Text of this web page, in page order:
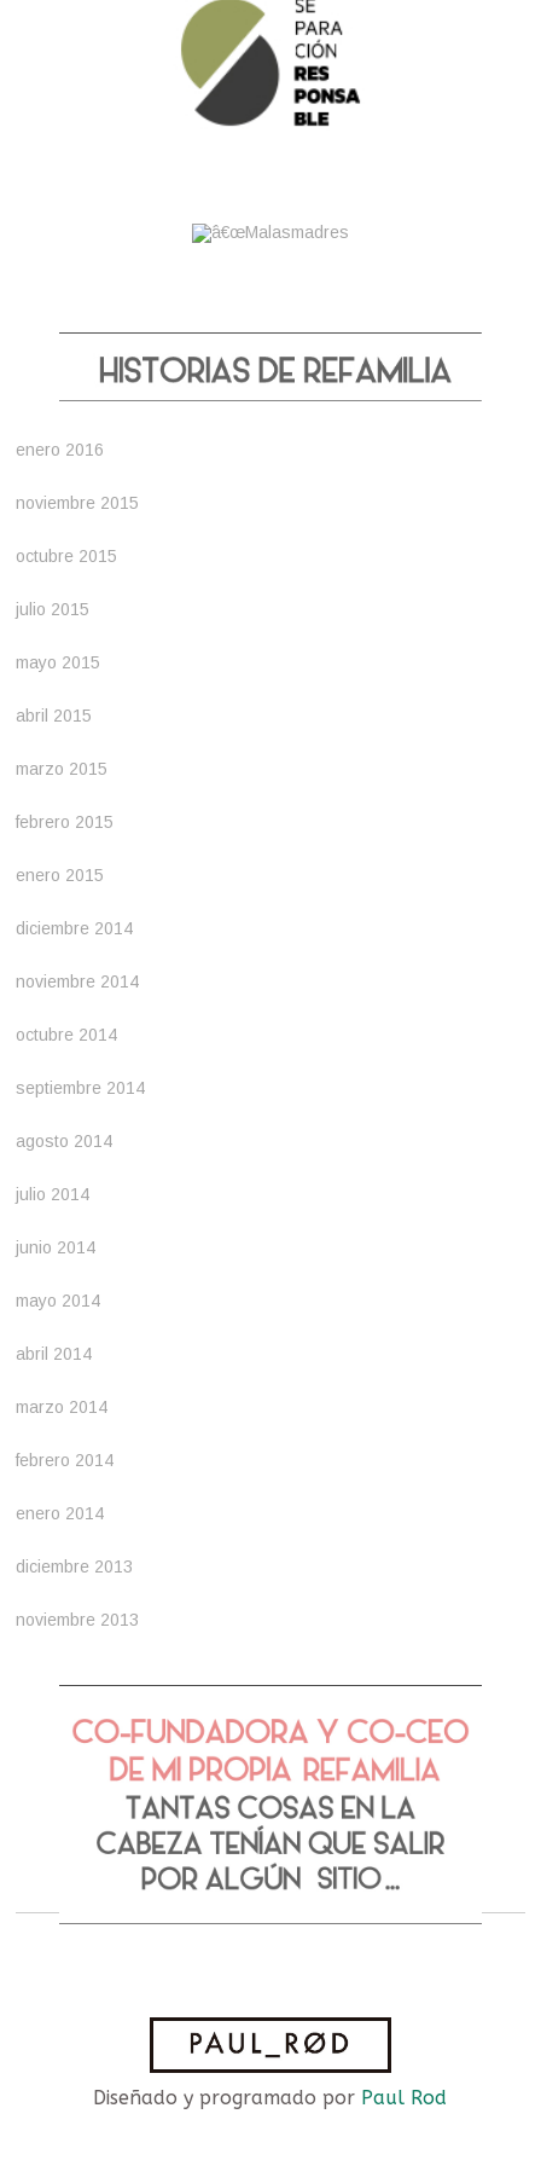
enero 2016
noviembre 2015
octubre 2015
julio 2015
mayo 2015
abril 2015
marzo 2015
febrero 2015
enero 2015
diciembre 2014
noviembre 2014
octubre 2014
septiembre 2014
agosto 2014
julio 2014
junio 2014
mayo 2014
abril 2014
marzo 2014
febrero 2014
enero 2014
diciembre 2013
noviembre 2013
Diseñado y programado por Paul Rod